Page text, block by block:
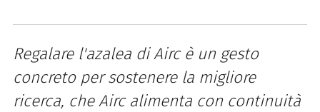
Regalare l'azalea di Airc è un gesto
concreto per sostenere la migliore
ricerca, che Airc alimenta con continuità